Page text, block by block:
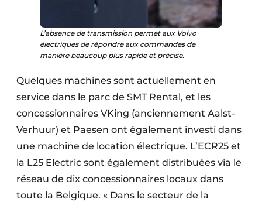
L’absence de transmission permet aux Volvo
électriques de répondre aux commandes de
manière beaucoup plus rapide et précise.
Quelques machines sont actuellement en
service dans le parc de SMT Rental, et les
concessionnaires VKing (anciennement Aalst-
Verhuur) et Paesen ont également investi dans
une machine de location électrique. L’ECR25 et
la L25 Electric sont également distribuées via le
réseau de dix concessionnaires locaux dans
toute la Belgique. « Dans le secteur de la